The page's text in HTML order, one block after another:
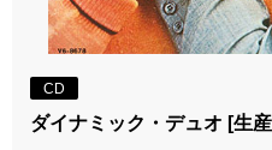
CD
ダイナミック・デュオ [生